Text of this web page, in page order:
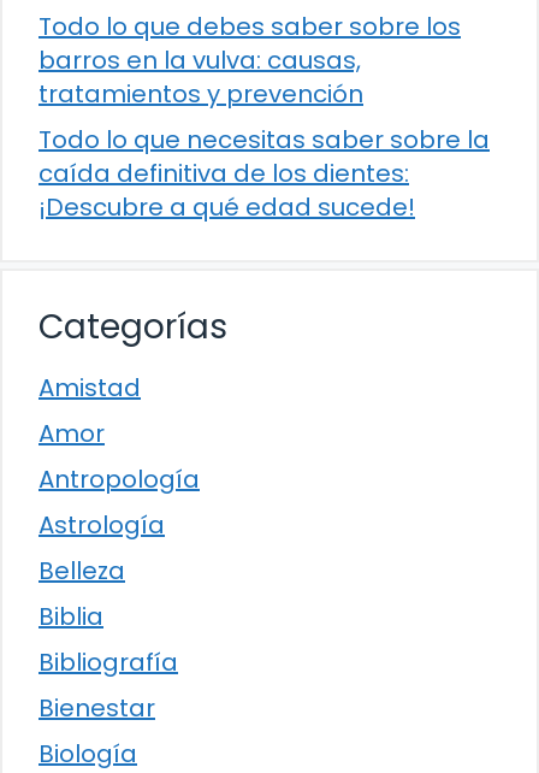
Todo lo que debes saber sobre los
barros en la vulva: causas,
tratamientos y prevención
Todo lo que necesitas saber sobre la
caída definitiva de los dientes:
¡Descubre a qué edad sucede!
Categorías
Amistad
Amor
Antropología
Astrología
Belleza
Biblia
Bibliografía
Bienestar
Biología